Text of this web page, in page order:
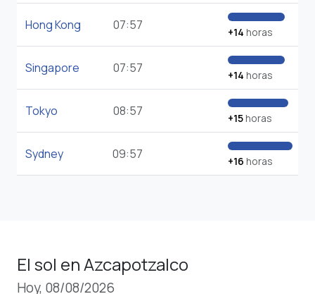
Hong Kong 07:57 +14 horas
Singapore 07:57 +14 horas
Tokyo 08:57 +15horas
Sydney 09:57 +16 horas
El sol en Azcapotzalco
Hoy, 08/08/2026